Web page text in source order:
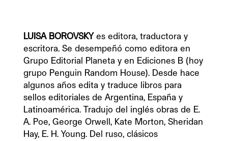
LUISA BOROVSKY es editora, traductora y
escritora. Se desempeñó como editora en
Grupo Editorial Planeta y en Ediciones B (hoy
grupo Penguin Random House). Desde hace
algunos años edita y traduce libros para
sellos editoriales de Argentina, España y
Latinoamérica. Tradujo del inglés obras de E.
A. Poe, George Orwell, Kate Morton, Sheridan
Hay, E. H. Young. Del ruso, clásicos